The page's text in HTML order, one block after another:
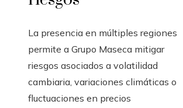
La presencia en múltiples regiones
permite a Grupo Maseca mitigar
riesgos asociados a volatilidad
cambiaria, variaciones climáticas o
fluctuaciones en precios